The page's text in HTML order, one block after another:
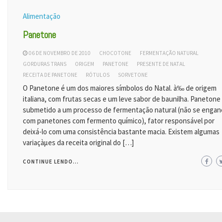
Alimentação
Panetone
06 DE NOVEMBRO DE 2010 CHOCOTONE
FERMENTAÇÃO NATURAL
GORDURAS TRANS
ORIGEM PANETONE
PRESENTE DE NATAL
RECEITA DE PANETONE
RÓTULOS SORVETONE
O Panetone é um dos maiores símbolos do Natal. à‰ de origem
italiana, com frutas secas e um leve sabor de baunilha. Panetone
submetido a um processo de fermentação natural (não se
com panetones com fermento químico), fator responsável por
deixá-lo com uma consistência bastante macia. Existem algumas
variaçàµes da receita original do […]
CONTINUE LENDO...